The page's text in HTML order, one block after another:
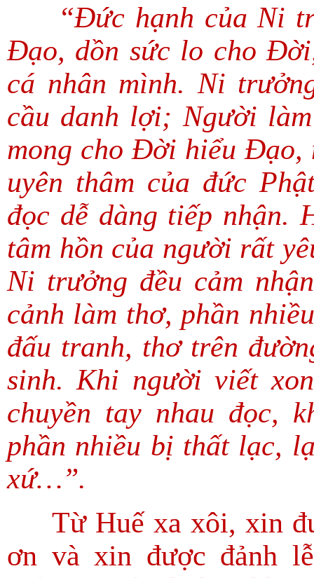
“Đức hạnh của Ni
Đạo, dồn sức lo cho
cá nhân mình. Ni
cầu danh lợi; Người
mong cho Đời hiểu Đạo,
uyên thâm của đức
đọc dễ dàng tiếp nhận.
tâm hồn của người rất
Ni trưởng đều cảm
cảnh làm thơ, phần
đấu tranh, thơ trên
sinh. Khi người viết
chuyền tay nhau đọc,
phần nhiều bị thất lạc,
xứ…”.
Từ Huế xa xôi, xin
ơn và xin được đảnh